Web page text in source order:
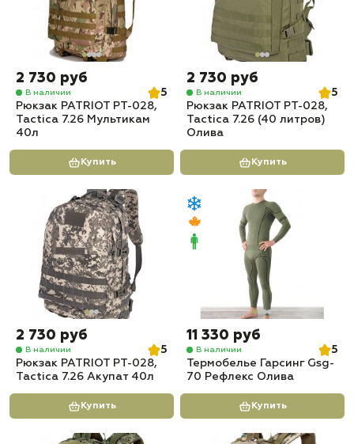
2 730 руб
В наличии
5
Рюкзак PATRIOT РТ-028,
Tactica 7.26 Мультикам
40л
Купить
2 730 руб
В наличии
5
Рюкзак PATRIOT РТ-028,
Tactica 7.26 (40 литров)
Олива
Купить
2 730 руб
В наличии
5
Рюкзак PATRIOT РТ-028,
Tactica 7.26 Акупат 40л
Купить
11 330 руб
В наличии
5
Термобелье Гарсинг Gsg-
70 Рефлекс Олива
Купить